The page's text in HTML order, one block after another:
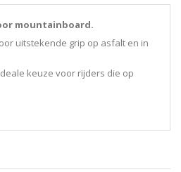
mountainboard.
uitstekende grip op asfalt en in
keuze voor rijders die op